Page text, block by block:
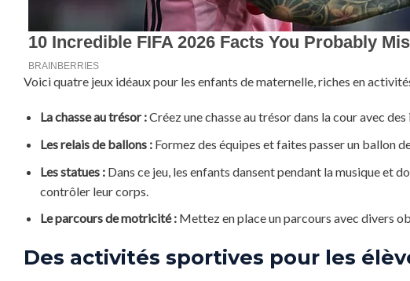
Voici quatre jeux idéaux pour les enfants de maternelle, riches en
La chasse au trésor :Créez une chasse au trésor dans la cour avec
Les relais de ballons :Formez des équipes et faites passer un ballon
Les statues :Dans ce jeu, les enfants dansent pendant la musique et
contrôler leur corps.
Le parcours de motricité :Mettez en place un parcours avec divers
Des activités sportives pour les